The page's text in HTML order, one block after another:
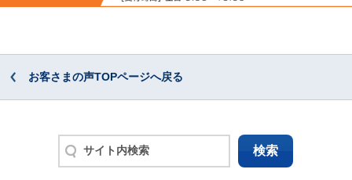
お客さまの声TOPページへ戻る